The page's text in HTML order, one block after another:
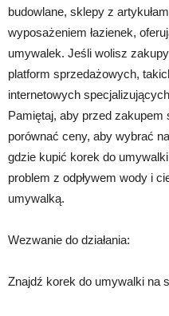
budowlane, sklepy z
wyposażeniem łazienek,
umywalek. Jeśli wolisz
platform sprzedażowych,
internetowych
Pamiętaj, aby przed
porównać ceny, aby wybrać
gdzie kupić korek do
problem z odpływem wody i
umywalką.
Wezwanie do działania:
Znajdź korek do umywalki na